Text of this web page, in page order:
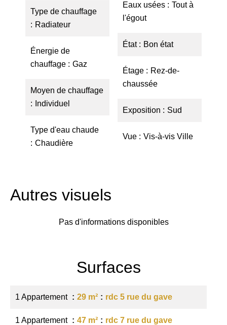
Type de chauffage
Radiateur
Énergie de
chauffage
Gaz
Moyen de chauffage
Individuel
Type d'eau chaude
Chaudière
Eaux usées
Tout à
l'égout
État Bon état
Étage
Rez-de-
chaussée
Exposition Sud
Vue Vis-à-vis Ville
Autres visuels
Pas d'informations disponibles
Surfaces
1 Appartement 29 m² rdc 5 rue du gave
1 Appartement 47 m² rdc 7 rue du gave